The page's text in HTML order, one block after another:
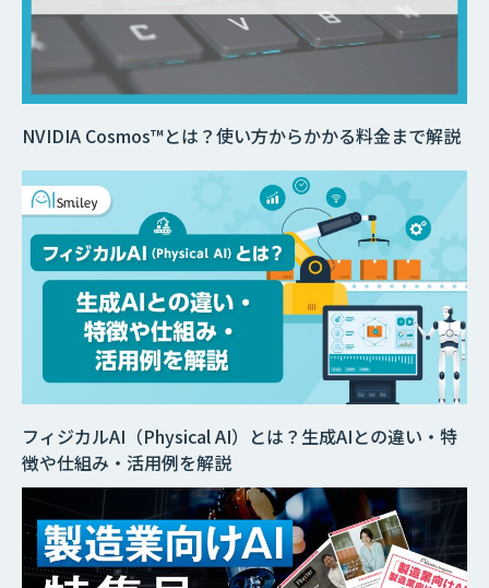
NVIDIA Cosmos™とは？使い方からかかる料金まで解説
フィジカルAI（Physical AI）とは？生成AIとの違い・特
徴や仕組み・活用例を解説